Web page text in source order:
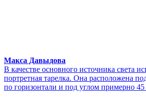
Макса Давыдова
В качестве основного источника света
портретная тарелка. Она расположена
по горизонтали и под углом примерно 45